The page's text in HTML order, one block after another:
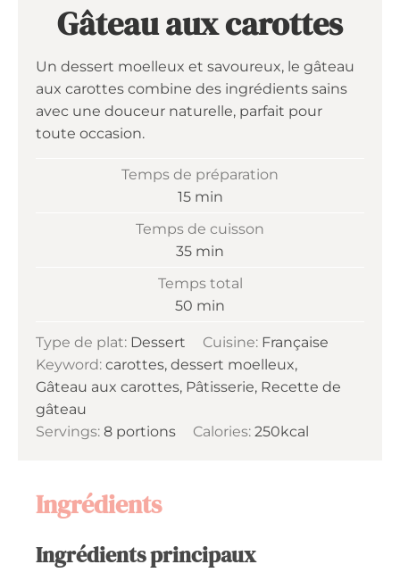
Gâteau aux carottes
Un dessert moelleux et savoureux, le gâteau
aux carottes combine des ingrédients sains
avec une douceur naturelle, parfait pour
toute occasion.
Temps de préparation
15minutes
min
Temps de cuisson
35minutes
min
Temps total
50 minutes
min
Type de plat: Dessert Cuisine: Française
Keyword: carottes, dessert moelleux,
Gâteau aux carottes, Pâtisserie, Recette de
gâteau
Servings: 8 portions Calories:250kcal
Ingrédients
Ingrédients principaux